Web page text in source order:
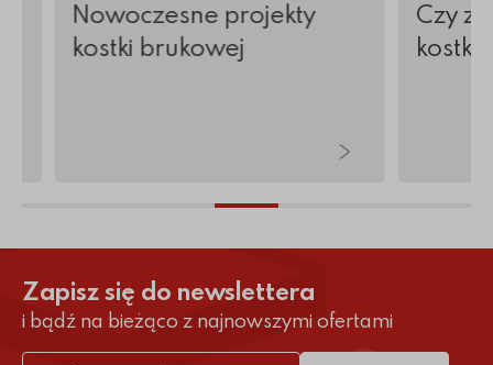
Nowoczesne projekty
kostki brukowej
Czy
Zapisz się do newslettera
i bądź na bieżąco z najnowszymi ofertami